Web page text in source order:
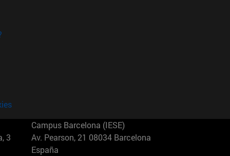
3
Campus Barcelona (IESE)
Av. Pearson, 21 08034 Barcelona
España